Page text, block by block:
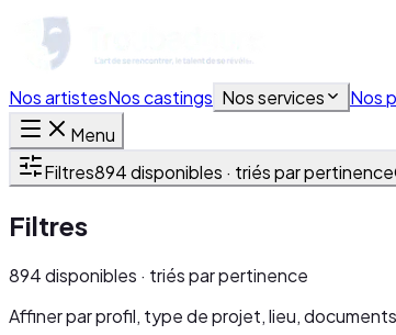
Nos artistesNos castings Nos services Nos
Menu
Filtres894 disponibles · triés par pertinence
Filtres
894 disponibles · triés par pertinence
Affiner par profil, type de projet, lieu,